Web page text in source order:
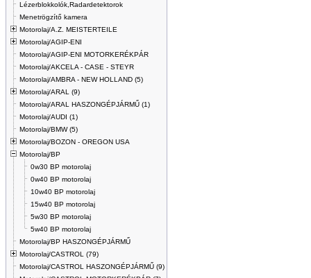
Lézerblokkolók,Radardetektorok
Menetrögzítő kamera
Motorolaj/A.Z. MEISTERTEILE
Motorolaj/AGIP-ENI
Motorolaj/AGIP-ENI MOTORKERÉKPÁR
Motorolaj/AKCELA - CASE - STEYR
Motorolaj/AMBRA - NEW HOLLAND (5)
Motorolaj/ARAL (9)
Motorolaj/ARAL HASZONGÉPJÁRMŰ (1)
Motorolaj/AUDI (1)
Motorolaj/BMW (5)
Motorolaj/BOZON - OREGON USA
Motorolaj/BP
0w30 BP motorolaj
0w40 BP motorolaj
10w40 BP motorolaj
15w40 BP motorolaj
5w30 BP motorolaj
5w40 BP motorolaj
Motorolaj/BP HASZONGÉPJÁRMŰ
Motorolaj/CASTROL (79)
Motorolaj/CASTROL HASZONGÉPJÁRMŰ (9)